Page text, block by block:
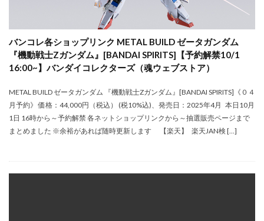
バンコレ各ショップリンク METAL BUILD ゼータガンダム
『機動戦士Zガンダム』[BANDAI SPIRITS]【予約解禁10/1
16:00~】バンダイコレクターズ（魂ウェブストア）
METAL BUILD ゼータガンダム 『機動戦士Zガンダム』[BANDAI SPIRITS]《０４
月予約》 価格：44,000円（税込） (税10%込)、発売日：2025年4月 本日10月
1日 16時から～予約解禁 各ネットショップリンクから～抽選販売ページまで
まとめました ※余裕があれば随時更新します 【楽天】 楽天JAN検 […]